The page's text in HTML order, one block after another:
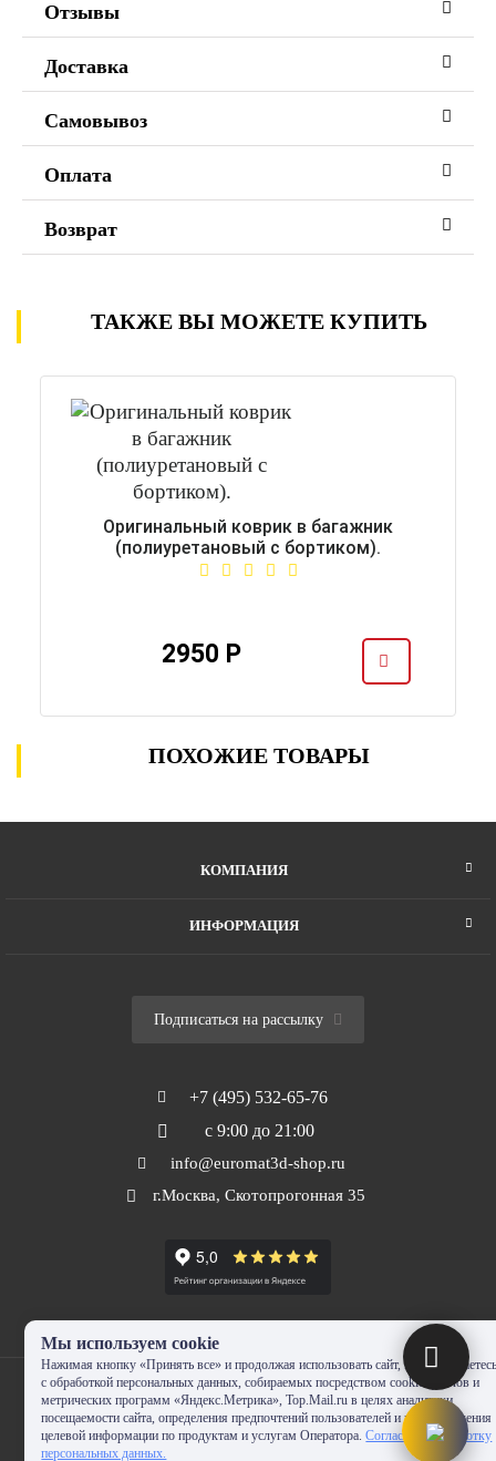
Отзывы
Доставка
Самовывоз
Оплата
Возврат
ТАКЖЕ ВЫ МОЖЕТЕ КУПИТЬ
Оригинальный коврик в багажник
(полиуретановый с бортиком).
2950 Р
ПОХОЖИЕ ТОВАРЫ
КОМПАНИЯ
ИНФОРМАЦИЯ
Подписаться на рассылку
+7 (495) 532-65-76
с 9:00 до 21:00
info@euromat3d-shop.ru
г.Москва, Скотопрогонная 35
© 2010-2024 - EUROMAT|3D-SHOP.RU. Все права защищены. Копирование
Мы используем cookie
Нажимая кнопку «Принять все» и продолжая использовать сайт, Вы
с обработкой персональных данных, собираемых посредством cookie-файлов и
метрических программ «Яндекс.Метрика», Top.Mail.ru в целях аналитики
посещаемости сайта, определения предпочтений пользователей и предоставления
целевой информации по продуктам и услугам Оператора.Согласие на обработку
персональных данных.